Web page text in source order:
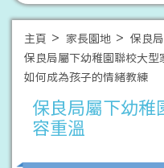
主頁 家長園地
保良
保良局屬下幼稚園聯校大型
如何成為孩子的情緒教練
保良局屬下幼稚
容重溫